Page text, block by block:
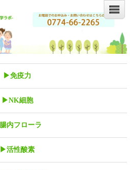
▶免疫力
▶NK細胞
内フローラ
▶活性酸素